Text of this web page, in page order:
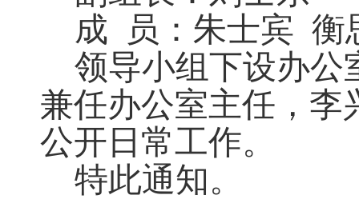
成 员：朱士宾
领导小组下设办公
兼任办公室主任 ， 李
公开日常工作。
特此通知。